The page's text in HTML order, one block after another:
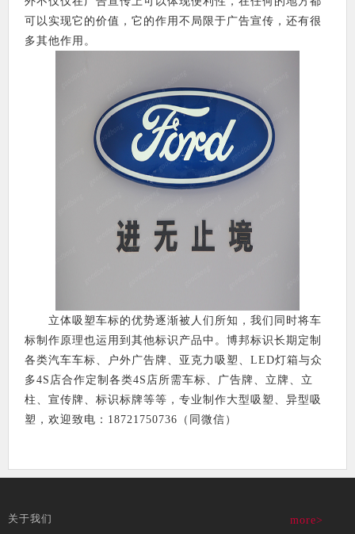
可以实现它的价值，它的作用不局限于广告宣传，还有很
多其他作用。
立体吸塑车标的优势逐渐被人们所知，我们同时将车
标制作原理也运用到其他标识产品中。博邦标识长期定制
各类汽车车标、户外广告牌、亚克力吸塑、LED灯箱与众
多4S店合作定制各类4S店所需车标、广告牌、立牌、立
柱、宣传牌、标识标牌等等，专业制作大型吸塑、异型吸
塑，欢迎致电：18721750736（同微信）
关于我们 more>